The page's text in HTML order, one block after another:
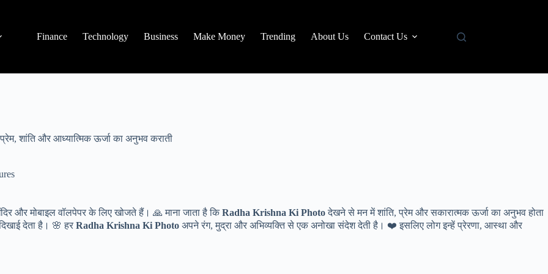
Finance Technology Business Make Money Trending About Us Contact Us
शांति और आध्यात्मिक ऊर्जा का अनुभव कराती
और मोबाइल वॉलपेपर के लिए खोजते हैं। 🙏 माना जाता है कि Radha Krishna Ki Photoदेखने से मन में शांति, प्रेम और सकारात्मक ऊर्जा का अनुभव होता
देता है। 🌸 हर Radha Krishna Ki Photo अपने रंग, मुद्रा और अभिव्यक्ति से एक अनोखा संदेश देती है। ❤️ इसलिए लोग इन्हें प्रेरणा, आस्था और